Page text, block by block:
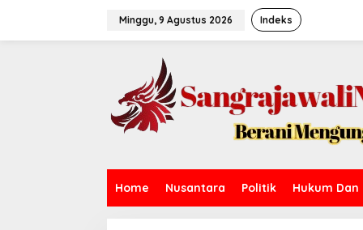
Minggu, 9 Agustus 2026 Indeks
Home Nusantara Politik Hukum